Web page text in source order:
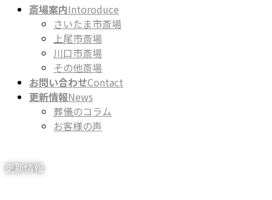
斎場案内Intoroduce
さいたま市斎場
上尾市斎場
川口市斎場
その他斎場
お問い合わせContact
更新情報News
葬儀のコラム
お客様の声
更新情報